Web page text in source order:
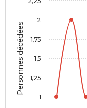
Personnes décédées
1
1,25
1,5
1,75
2